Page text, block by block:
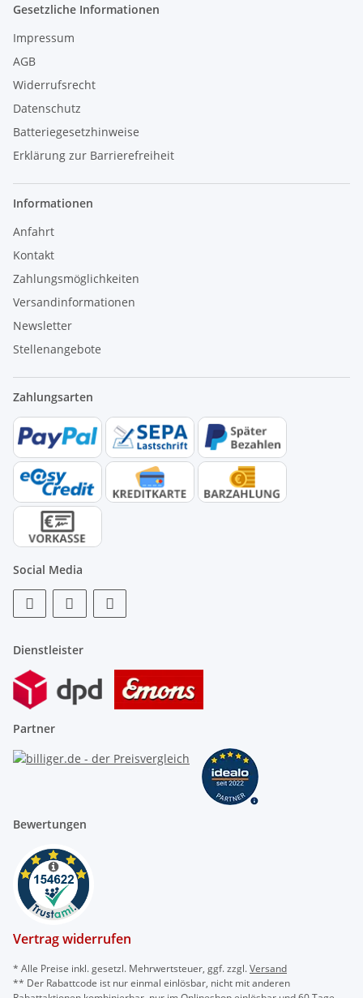
Gesetzliche Informationen
Impressum
AGB
Widerrufsrecht
Datenschutz
Batteriegesetzhinweise
Erklärung zur Barrierefreiheit
Informationen
Anfahrt
Kontakt
Zahlungsmöglichkeiten
Versandinformationen
Newsletter
Stellenangebote
Zahlungsarten
Social Media
Dienstleister
Partner
Bewertungen
Vertrag widerrufen
* Alle Preise inkl. gesetzl. Mehrwertsteuer, ggf. zzgl.Versand
** Der Rabattcode ist nur einmal einlösbar, nicht mit anderen